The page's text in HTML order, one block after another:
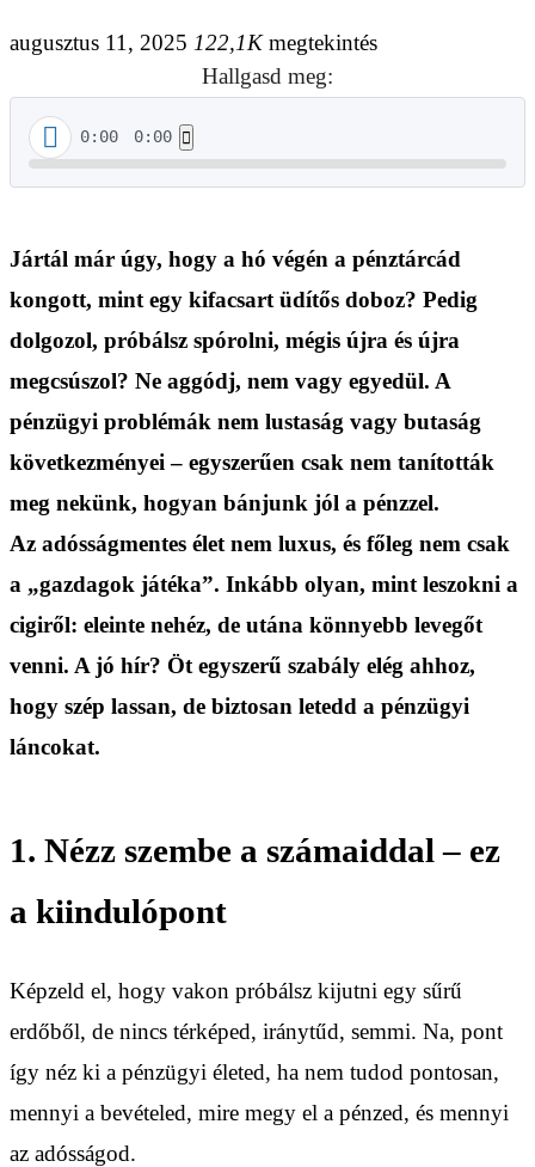
augusztus 11, 2025 122,1Kmegtekintés
Hallgasd meg:
0:00 0:00
Jártál már úgy, hogy a hó végén a pénztárcád
kongott, mint egy kifacsart üdítős doboz? Pedig
dolgozol, próbálsz spórolni, mégis újra és újra
megcsúszol? Ne aggódj, nem vagy egyedül. A
pénzügyi problémák nem lustaság vagy butaság
következményei – egyszerűen csak nem tanították
meg nekünk, hogyan bánjunk jól a pénzzel.
Az adósságmentes élet nem luxus, és főleg nem csak
a „gazdagok játéka”. Inkább olyan, mint leszokni a
cigiről: eleinte nehéz, de utána könnyebb levegőt
venni. A jó hír? Öt egyszerű szabály elég ahhoz,
hogy szép lassan, de biztosan letedd a pénzügyi
láncokat.
1. Nézz szembe a számaiddal – ez
a kiindulópont
Képzeld el, hogy vakon próbálsz kijutni egy sűrű
erdőből, de nincs térképed, iránytűd, semmi. Na, pont
így néz ki a pénzügyi életed, ha nem tudod pontosan,
mennyi a bevételed, mire megy el a pénzed, és mennyi
az adósságod.